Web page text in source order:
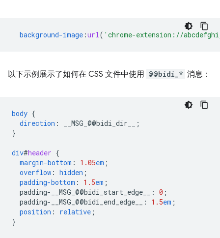
background-image :url( 'chrome-extension://
以下示例展示了如何在 CSS 文件中使用 @@bidi_* 消息：
body {
direction : __MSG_ @@bidi_dir__
;
}
div#header {
margin-bottom : 1.05em ;
overflow : hidden ;
padding-bottom : 1.5em ;
padding-__MSG_@@bidi_start_edge__ : 0 ;
padding-__MSG_@@bidi_end_edge__ : 1.5em ;
position : relative ;
}